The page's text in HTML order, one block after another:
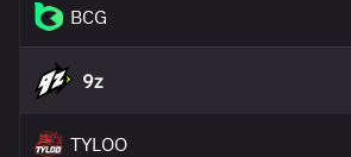
BCG
9z
TYLOO